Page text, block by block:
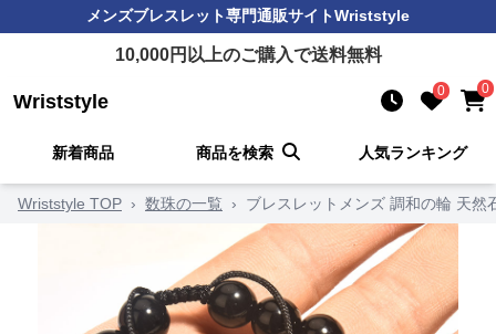
メンズブレスレット専門通販サイトWriststyle
10,000円以上のご購入で送料無料
Wriststyle 0 0
新着商品 商品を検索 人気ランキング
Wriststyle TOP › 数珠の一覧 › ブレスレットメンズ 調和の輪 天然